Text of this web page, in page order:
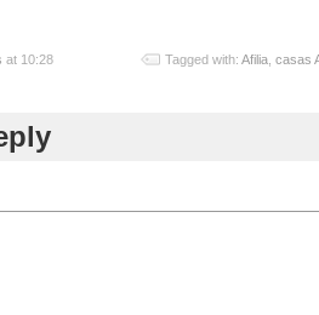
at 10:28 Tagged with: Afilia casas